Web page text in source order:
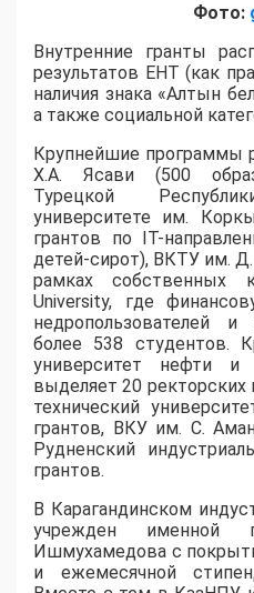
Фото:
Внутренние гранты
результатов ЕНТ (как
наличия знака «Алтын
а также социальной
​Крупнейшие программы
Х.А. Ясави (500
Турецкой
университете им.
грантов по IT-
детей-сирот), ВКТУ им.
рамках собственных
University, где
недропользователей и
более 538 студентов.
университет нефти
выделяет 20 ректорских
технический
грантов, ВКУ им. С.
Рудненский
грантов.
​В Карагандинском
учрежден именной
Ишмухамедова с
и ежемесячной